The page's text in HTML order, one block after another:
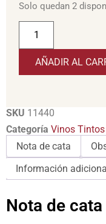
Solo quedan 2
AÑADIR AL
SKU 11440
Categoría Vinos Tintos
Nota de cata
Información
Nota de cata